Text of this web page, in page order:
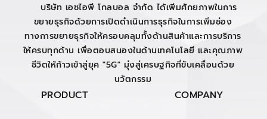
บริษัท เอชไอพี โกลบอล จำกัด ได้เพิ่มศักยภาพในการ
ขยายธุรกิจด้วยการเปิดดำเนินการธุรกิจในการเพิ่มช่อง
ทางการขยายธุรกิจให้ครอบคลุมทั้งด้านสินค้าและการบริการ
ให้ครบทุกด้าน เพื่อตอบสนองในด้านเทคโนโลยี และคุณภาพ
ชีวิตให้ก้าวเข้าสู่ยุค "5G" มุ่งสู่เศรษฐกิจที่ขับเคลื่อนด้วย
นวัตกรรม
PRODUCT COMPANY